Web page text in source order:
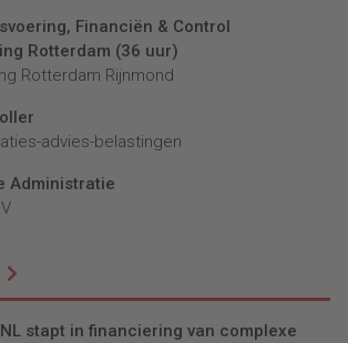
Financiën & Control
Rotterdam (36 uur)
Rotterdam Rijnmond
advies-belastingen
Administratie
stapt in financiering van complexe